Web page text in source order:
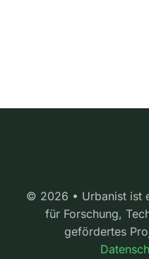
© 2026 • Urbanist ist
für Forschung,
gefördertes